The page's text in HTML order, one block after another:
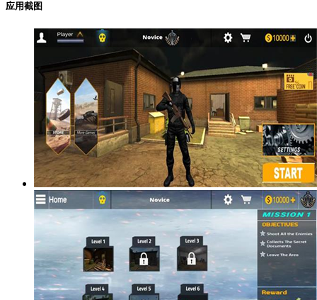
应用截图